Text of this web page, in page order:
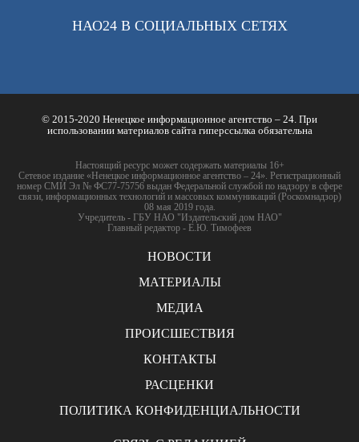
НАО24 В СОЦИАЛЬНЫХ СЕТЯХ
© 2015-2020 Ненецкое информационное агентство – 24. При
использовании материалов сайта гиперссылка обязательна
Настоящий ресурс может содержать материалы 16+
Сетевое издание «Ненецкое информационное агентство – 24». Регистрационный
номер СМИ Эл № ФС77-75756 выдан Федеральной службой по надзору в сфере
связи, информационных технологий и массовых коммуникаций (Роскомнадзор)
08 мая 2019 года.
Учредитель - ГБУ НАО "Издательский дом НАО"
Главный редактор - Е.Ю. Тимофеев
НОВОСТИ
МАТЕРИАЛЫ
МЕДИА
ПРОИСШЕСТВИЯ
КОНТАКТЫ
РАСЦЕНКИ
ПОЛИТИКА КОНФИДЕНЦИАЛЬНОСТИ